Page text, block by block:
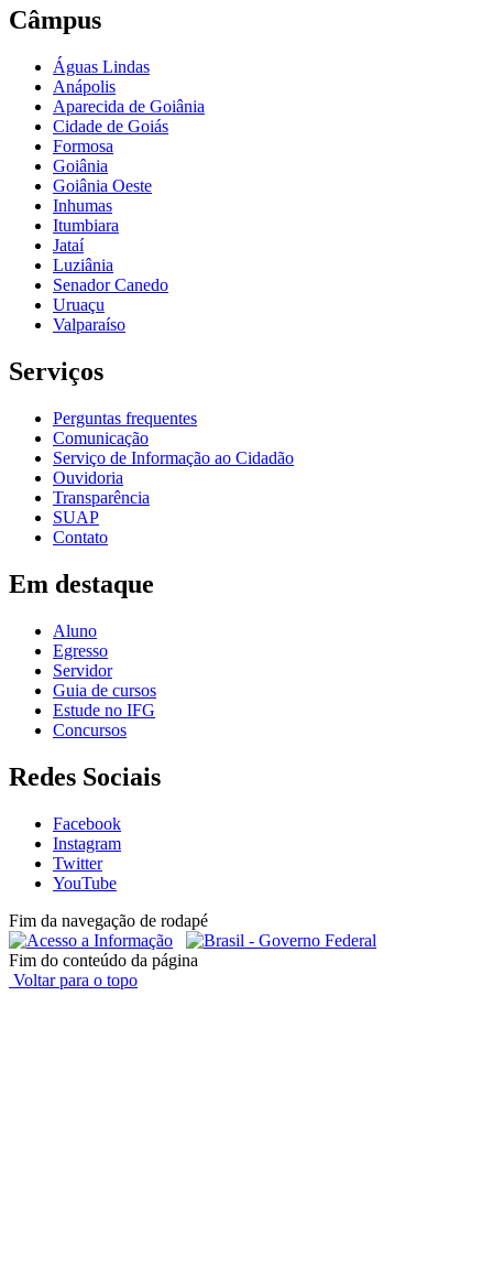
Câmpus
Águas Lindas
Anápolis
Aparecida de Goiânia
Cidade de Goiás
Formosa
Goiânia
Goiânia Oeste
Inhumas
Itumbiara
Jataí
Luziânia
Senador Canedo
Uruaçu
Valparaíso
Serviços
Perguntas frequentes
Comunicação
Serviço de Informação ao Cidadão
Ouvidoria
Transparência
SUAP
Contato
Em destaque
Aluno
Egresso
Servidor
Guia de cursos
Estude no IFG
Concursos
Redes Sociais
Facebook
Instagram
Twitter
YouTube
Fim da navegação de rodapé
Fim do conteúdo da página
Voltar para o topo